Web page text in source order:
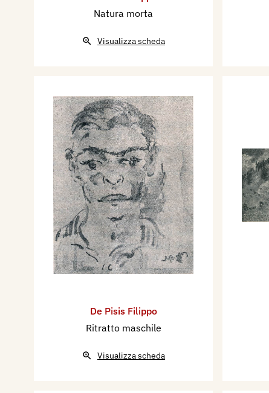
Natura morta
Visualizza scheda
De Pisis Filippo
Ritratto maschile
Visualizza scheda